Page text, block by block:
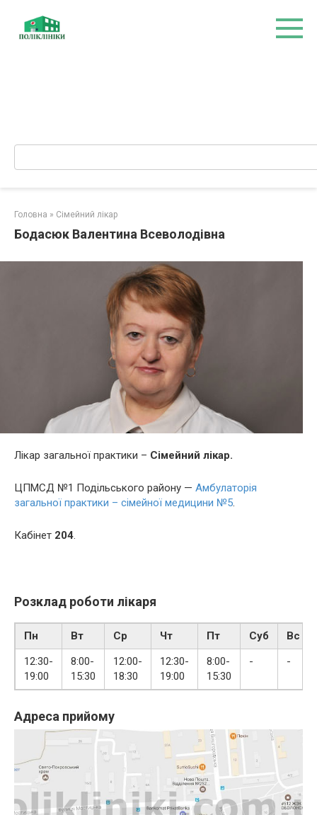
вмісту
Search:
Головна » Сімейний лікар
Бодасюк Валентина Всеволодівна
Лікар загальної практики – Сімейний лікар.
ЦПМСД №1 Подільського району — Амбулаторія
загальної практики – сімейної медицини №5.
Кабінет 204.
Розклад роботи лікаря
Пн Вт Ср Чт Пт Суб
Вс
12:30-
19:00
8:00-
15:30
12:00-
18:30
12:30-
19:00
8:00-
15:30
- -
Адреса прийому